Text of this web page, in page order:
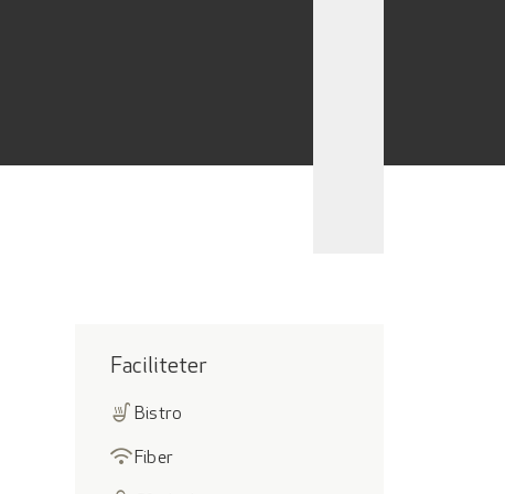
Faciliteter
soup_kitchen Bistro
wifi Fiber